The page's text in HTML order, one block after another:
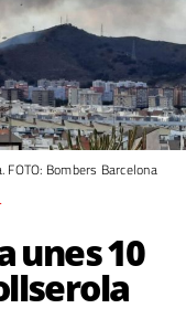
Bombers Barcelona
unes 10